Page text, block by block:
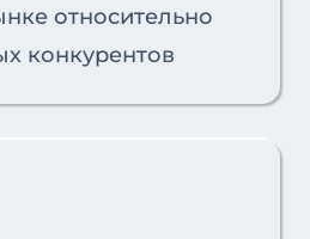
относительно
конкурентов